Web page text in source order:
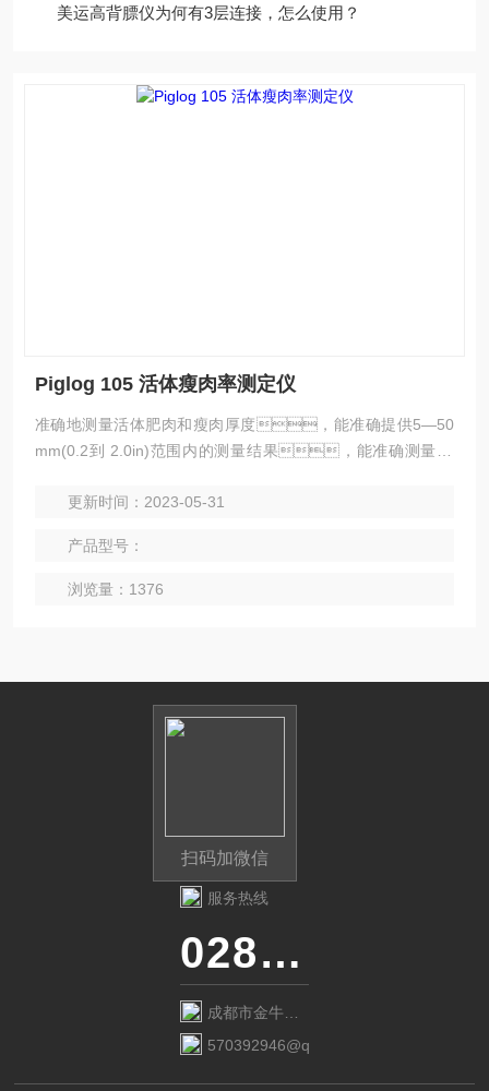
美运高背膘仪为何有3层连接，怎么使用？
Piglog 105 活体瘦肉率测定仪
准确地测量活体肥肉和瘦肉厚度，能准确提供5—50
mm(0.2到 2.0in)范围内的测量结果，能准确测量30
提高繁殖能力、生长率、喂养效率、稳定性以
便携式的扫描仪和数据记录仪，可以存储多达1000只动
物的信息非常的方便实用，采用的是计算瘦肉百分比指标
更新时间：2023-05-31
产品型号：
浏览量：1376
扫码加微信
服务热线
028-87741718
成都市金牛区
金府路799号1
570392946@qq.com